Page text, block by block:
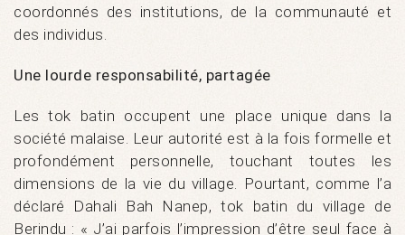
coordonnés des institutions, de la communauté et
des individus.
Une lourde responsabilité, partagée
Les tok batin occupent une place unique dans la
société malaise. Leur autorité est à la fois formelle et
profondément personnelle, touchant toutes les
dimensions de la vie du village. Pourtant, comme l’a
déclaré Dahali Bah Nanep, tok batin du village de
Berindu : « J’ai parfois l’impression d’être seul face à